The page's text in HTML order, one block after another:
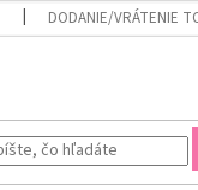
DODANIE/VRÁTENIE